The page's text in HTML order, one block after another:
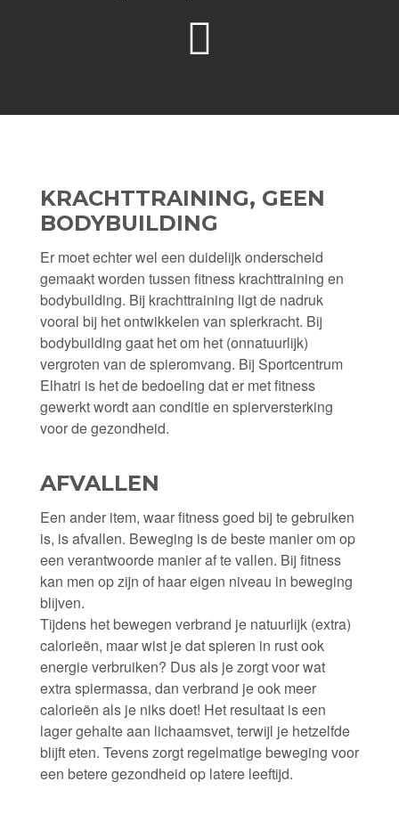
KRACHTTRAINING, GEEN
BODYBUILDING
Er moet echter wel een duidelijk onderscheid
gemaakt worden tussen fitness krachttraining en
bodybuilding. Bij krachttraining ligt de nadruk
vooral bij het ontwikkelen van spierkracht. Bij
bodybuilding gaat het om het (onnatuurlijk)
vergroten van de spieromvang. Bij Sportcentrum
Elhatri is het de bedoeling dat er met fitness
gewerkt wordt aan conditie en spierversterking
voor de gezondheid.
AFVALLEN
Een ander item, waar fitness goed bij te gebruiken
is, is afvallen. Beweging is de beste manier om op
een verantwoorde manier af te vallen. Bij fitness
kan men op zijn of haar eigen niveau in beweging
blijven.
Tijdens het bewegen verbrand je natuurlijk (extra)
calorieën, maar wist je dat spieren in rust ook
energie verbruiken? Dus als je zorgt voor wat
extra spiermassa, dan verbrand je ook meer
calorieën als je niks doet! Het resultaat is een
lager gehalte aan lichaamsvet, terwijl je hetzelfde
blijft eten. Tevens zorgt regelmatige beweging voor
een betere gezondheid op latere leeftijd.